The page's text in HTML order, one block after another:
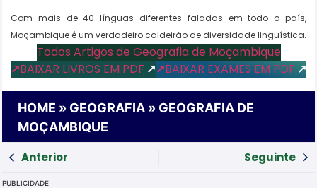
Com mais de 40 línguas diferentes faladas em todo o país,
Moçambique é um verdadeiro caldeirão de diversidade linguística.
Todos Artigos de Geografia de Moçambique
↗BAIXAR LIVROS EM PDF ↗↗BAIXAR EXAMES EM PDF ↗
HOME » GEOGRAFIA » GEOGRAFIA DE
MOÇAMBIQUE
Anterior Seguinte
PUBLICIDADE